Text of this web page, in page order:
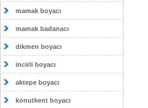
mamak boyacı
mamak badanacı
dikmen boyacı
incirli boyacı
aktepe boyacı
konutkent boyacı